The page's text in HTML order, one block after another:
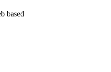
based